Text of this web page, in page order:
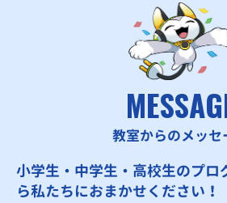
教室からのメッセ
小学生・中学生・高校生のプロ
ら私たちにおまかせください！